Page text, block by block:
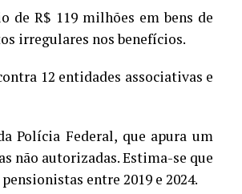
de R$ 119 milhões em bens de
irregulares nos benefícios.
12 entidades associativas e
Polícia Federal, que apura um
não autorizadas. Estima-se que
entre 2019 e 2024.